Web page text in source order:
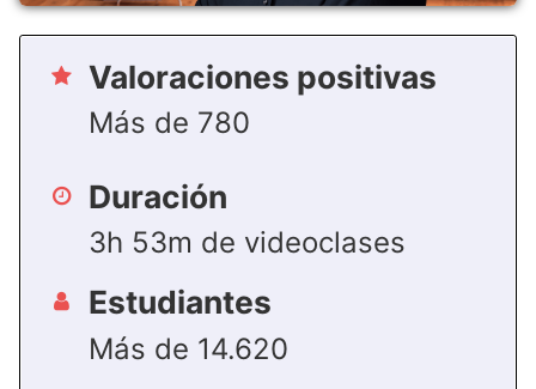
Valoraciones positivas
Más de 780
Duración
3h 53m de videoclases
Estudiantes
Más de 14.620